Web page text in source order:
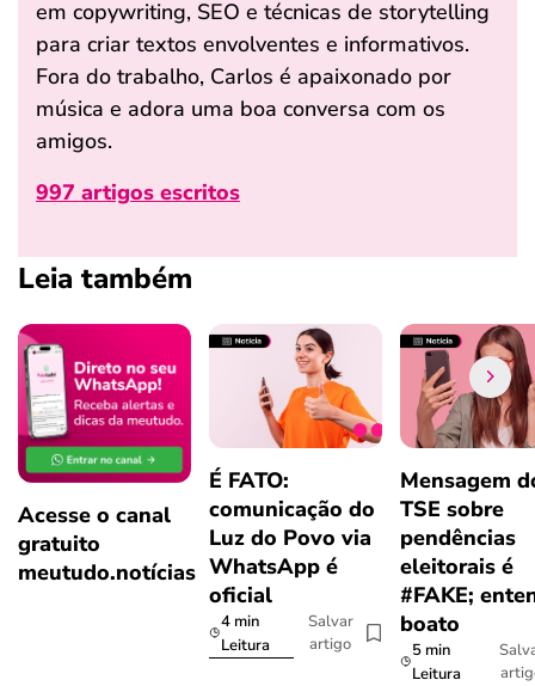
em copywriting, SEO e técnicas de storytelling
para criar textos envolventes e informativos.
Fora do trabalho, Carlos é apaixonado por
música e adora uma boa conversa com os
amigos.
997 artigos escritos
Leia também
Acesse o canal
gratuito
meutudo.notícias
É FATO:
comunicação do
Luz do Povo via
WhatsApp é
oficial
4 min
Leitura
Salvar
artigo
Mensagem
TSE sobre
pendências
eleitorais é
#FAKE;
boato
5 min
Leitura